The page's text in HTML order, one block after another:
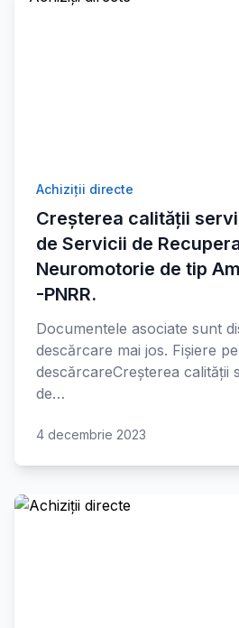
Achiziții directe
Creșterea calității
de Servicii de
Neuromotorie de tip
-PNRR.
Documentele asociate sunt
descărcare mai jos. Fișiere
descărcareCreșterea calității
de…
4 decembrie 2023